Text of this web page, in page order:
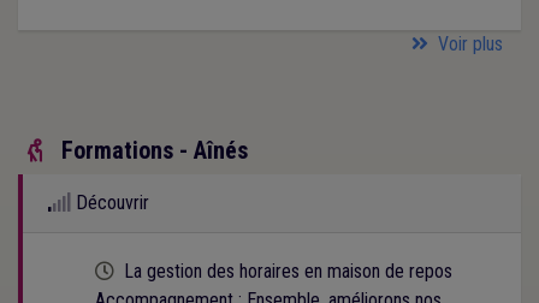
Voir plus
 Formations - Aînés
Découvrir
Cette formation est programmée
La gestion des horaires en maison de repos